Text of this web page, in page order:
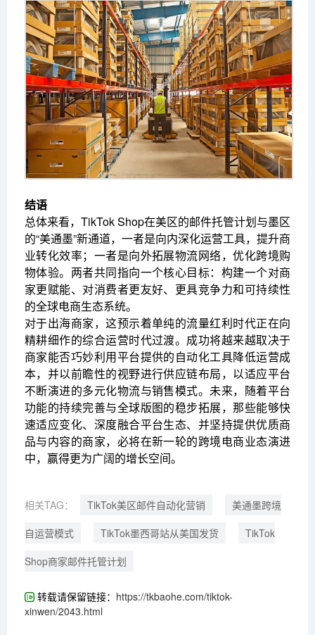
结语
总体来看，TikTok Shop在美区的邮件托管计划与墨区
的“美通墨”新通道，一者是向内深化运营工具，提升商
业转化效率；一者是向外拓展物流网络，优化跨境购
物体验。两者共同指向一个核心目标：构建一个对商
家更赋能、对消费者更友好、更具竞争力和可持续性
的全球电商生态系统。
对于出海商家，这预示着单纯的流量红利时代正在向
精耕细作的综合运营时代过渡。成功将越来越取决于
商家能否巧妙利用平台提供的自动化工具降低运营成
本，并以前瞻性的视野进行供应链布局，以适应平台
不断演进的多元化物流与销售模式。未来，随着平台
功能的持续完善与全球版图的稳步拓展，那些能够快
速适应变化、深度融合平台生态、并坚持提供优质商
品与内容的商家，必将在新一轮的跨境电商业态演进
中，赢得更为广阔的增长空间。
相关TAG： TikTok美区邮件自动化营销
美通墨跨境
自运营模式
TikTok墨西哥站从美国发货
TikTok
Shop商家邮件托管计划
转载请保留链接： https://tkbaohe.com/tiktok-
xinwen/2043.html